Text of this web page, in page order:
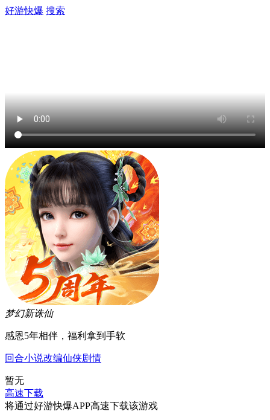
好游快爆 搜索
梦幻新诛仙
感恩5年相伴，福利拿到手软
回合小说改编仙侠剧情
暂无
高速下载
将通过好游快爆APP高速下载该游戏